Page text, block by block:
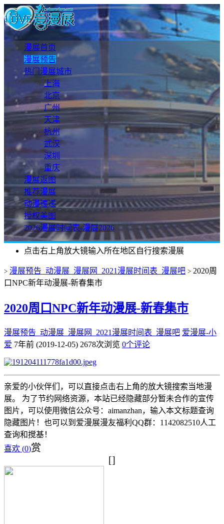
漫展首页
漫展预告
热门漫展城市
上海
北京
广州
天津
杭州
武汉
深圳
重庆
漫展返图
推荐漫展
动漫速递
授权美图
2026漫展时间表-漫展2026
点击右上角放大镜输入所在地区自行搜索漫展
> 漫展预告_动漫展_漫展网_2021漫展时间表_漫展吧 > 2020周
口NPC新年动漫展-新春集市
2020周口NPC新年动漫展-新春集市
漫展预告_动漫展_漫展网_2021漫展时间表_漫展吧 爱漫展-小
爱 7年前 (2019-12-05) 2678次浏览 0个评论
亲爱的小伙伴们，可以直接点击右上角的放大镜搜索当地漫
展。 为了节约网络资源，本站已经隐藏部分暂未合作的宣传
图片，可以使用微信公众号：aimanzhan，输入本文标题查询
隐藏图片！也可以到爱漫展漫友福利QQ群：1142082510人工
查询和搅基！
喜欢 (0)赏
[]